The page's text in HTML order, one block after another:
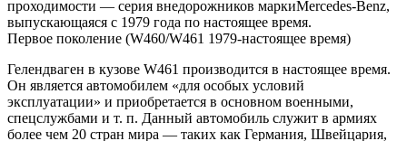
проходимости — серия внедорожников маркиMercedes-Benz,
выпускающаяся с 1979 года по настоящее время.
Первое поколение (W460/W461 1979-настоящее время)
Гелендваген в кузове W461 производится в настоящее время.
Он является автомобилем «для особых условий
эксплуатации» и приобретается в основном военными,
спецслужбами и т. п. Данный автомобиль служит в армиях
более чем 20 стран мира — таких как Германия, Швейцария,